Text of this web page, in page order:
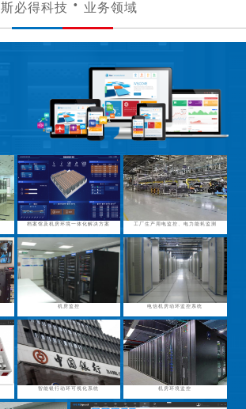
斯必得科技 业务领域
档案馆及机房环境一体化解决方案 工厂生产用电监控、电力能耗监测
机房监控 电信机房动环监控系统
智能银行动环可视化系统 机房环境监控